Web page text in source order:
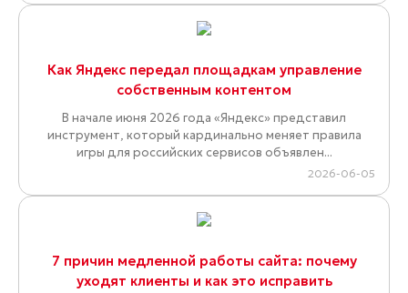
Как Яндекс передал площадкам управление
собственным контентом
В начале июня 2026 года «Яндекс» представил
инструмент, который кардинально меняет правила
игры для российских сервисов объявлен...
2026-06-05
7 причин медленной работы сайта: почему
уходят клиенты и как это исправить